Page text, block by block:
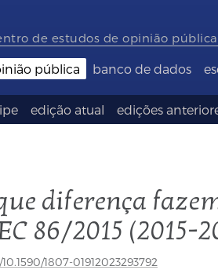
de estudos de opinião pública
pública
edição atual edições
banco de dados
diferença
86/2015 (2015-
1807-01912023293792